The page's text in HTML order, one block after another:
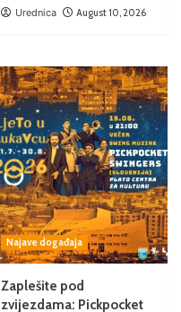
Urednica August 10, 2026
Najave događaja
Zaplešite pod
zvijezdama: Pickpocket